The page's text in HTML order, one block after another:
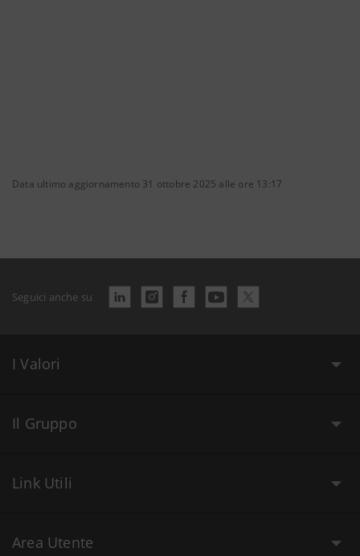
Data ultimo aggiornamento 31 ottobre 2025 alle ore 13:17
Seguici anche su
I Valori
Il Gruppo
Link Utili
Area Utente